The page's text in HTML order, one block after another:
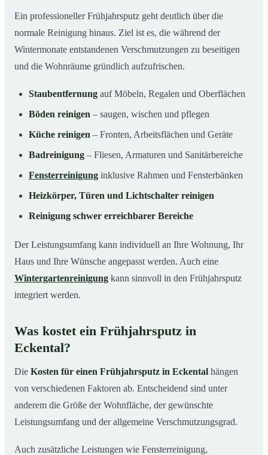
Ein professioneller Frühjahrsputz geht deutlich über die
normale Reinigung hinaus. Ziel ist es, die während der
Wintermonate entstandenen Verschmutzungen zu beseitigen
und die Wohnräume gründlich aufzufrischen.
Staubentfernung auf Möbeln, Regalen und Oberflächen
Böden reinigen – saugen, wischen und pflegen
Küche reinigen – Fronten, Arbeitsflächen und Geräte
Badreinigung – Fliesen, Armaturen und Sanitärbereiche
Fensterreinigung inklusive Rahmen und Fensterbänken
Heizkörper, Türen und Lichtschalter reinigen
Reinigung schwer erreichbarer Bereiche
Der Leistungsumfang kann individuell an Ihre Wohnung, Ihr
Haus und Ihre Wünsche angepasst werden. Auch eine
Wintergartenreinigung kann sinnvoll in den Frühjahrsputz
integriert werden.
Was kostet ein Frühjahrsputz in
Eckental?
Die Kosten für einen Frühjahrsputz in Eckental hängen
von verschiedenen Faktoren ab. Entscheidend sind unter
anderem die Größe der Wohnfläche, der gewünschte
Leistungsumfang und der allgemeine Verschmutzungsgrad.
Auch zusätzliche Leistungen wie Fensterreinigung,